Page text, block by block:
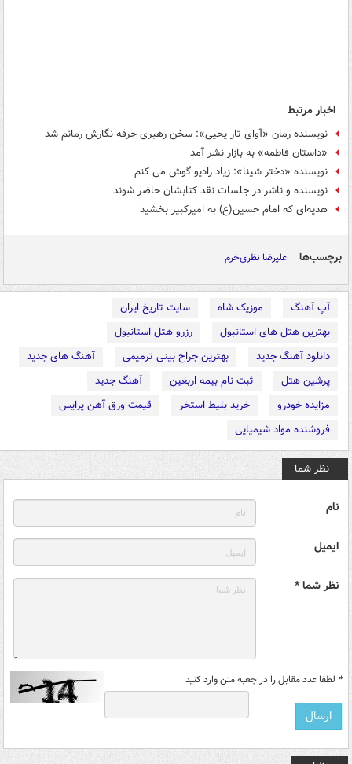
اخبار مرتبط
نویسنده رمان «آوای تار یحیی»: سخن رهبری جرقه‌ نگارش رمانم شد
«داستان فاطمه» به بازار نشر آمد
نویسنده «دختر شینا»: زیاد رادیو گوش می کنم
نویسنده و ناشر در جلسات نقد کتابشان حاضر شوند
هدیه‌ای که امام حسین(ع) به امیرکبیر بخشید
برچسب‌ها علیرضا نظری‌خرم
آپ آهنگ موزیک شاه
سایت تاریخ ایران
بهترین هتل های استانبول
رزرو هتل استانبول
دانلود آهنگ جدید
بهترین جراح بینی ترمیمی
آهنگ های جدید
پرشین هتل
ثبت نام بیمه اربعین
آهنگ جدید
مزایده خودرو
خرید بلیط استخر
قیمت ورق آهن پرایس
فروشنده مواد شیمیایی
نظر شما
نام
ایمیل
نظر شما *
* لطفا عدد مقابل را در جعبه متن وارد کنید